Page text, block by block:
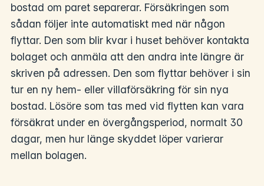
bostad om paret separerar. Försäkringen som
sådan följer inte automatiskt med när någon
flyttar. Den som blir kvar i huset behöver kontakta
bolaget och anmäla att den andra inte längre är
skriven på adressen. Den som flyttar behöver i sin
tur en ny hem- eller villaförsäkring för sin nya
bostad. Lösöre som tas med vid flytten kan vara
försäkrat under en övergångsperiod, normalt 30
dagar, men hur länge skyddet löper varierar
mellan bolagen.